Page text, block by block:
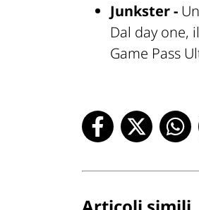
Junkster -
Dal day one,
Game Pass